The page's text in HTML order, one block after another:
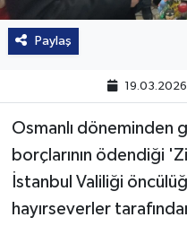
Paylaş
Osmanlı döneminden
borçlarının ödendiği
İstanbul Valiliği
hayırseverler